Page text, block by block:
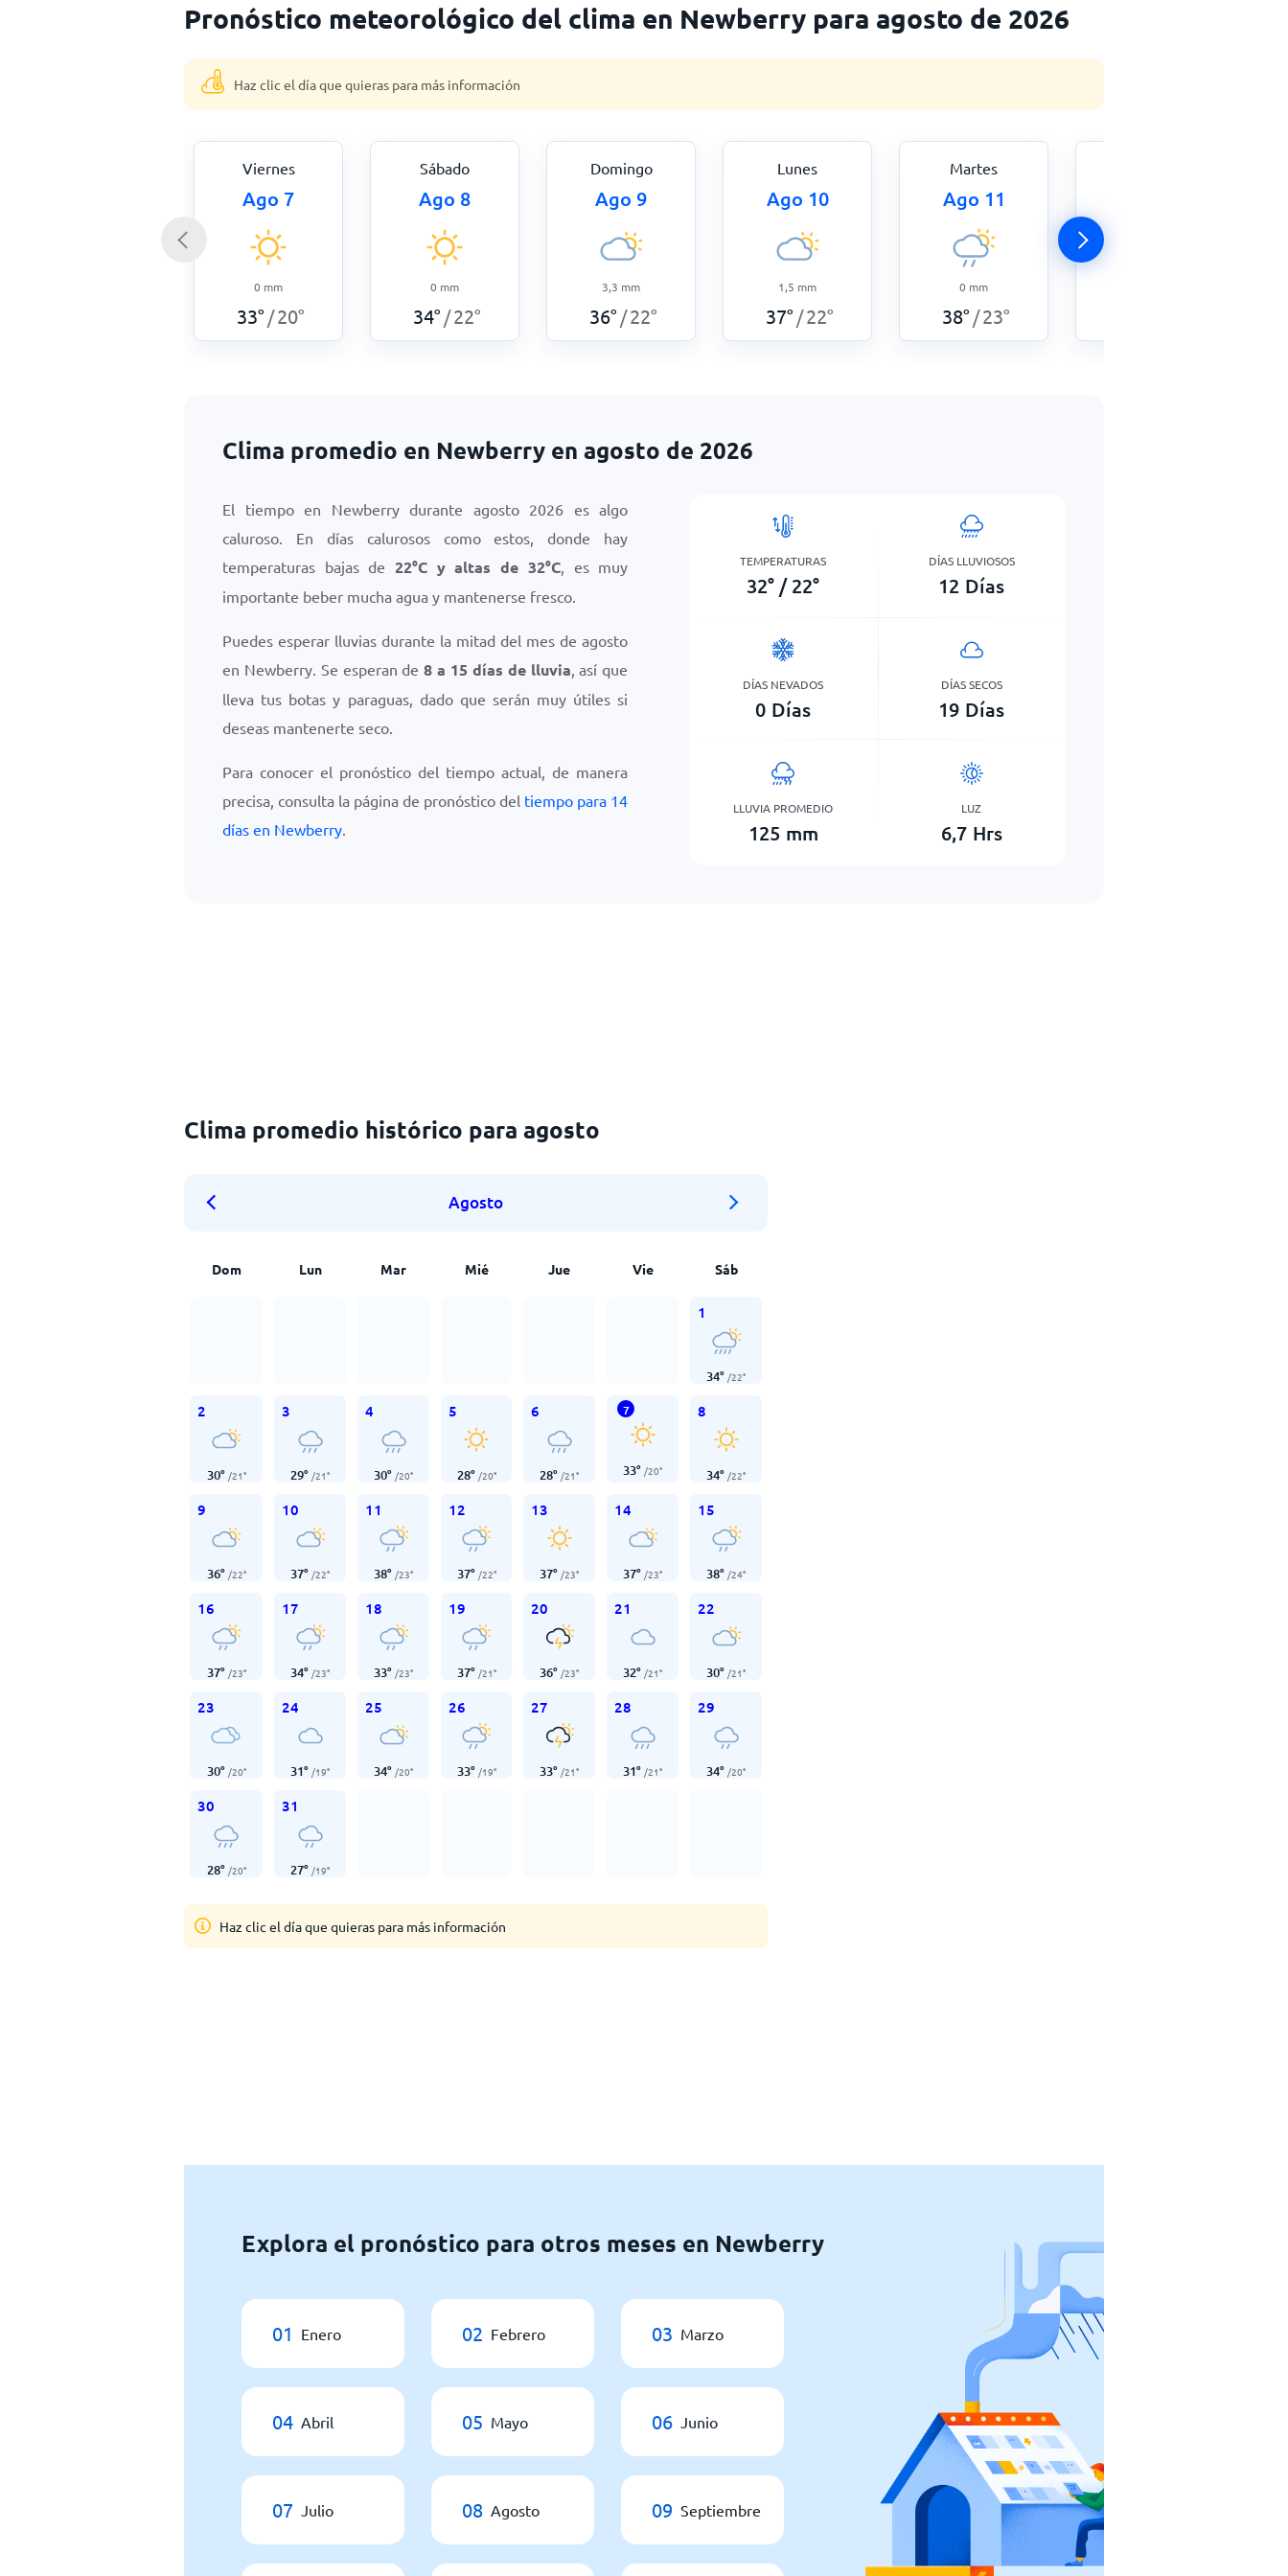
Pronóstico meteorológico del clima en Newberry para agosto de 2026
Haz clic el día que quieras para más información
Viernes
Ago 7
0 mm
33° /20°
Sábado
Ago 8
0 mm
34° /22°
Domingo
Ago 9
3,3 mm
36° /22°
Lunes
Ago 10
1,5 mm
37° /22°
Martes
Ago 11
0 mm
38° /23°
Clima promedio en Newberry en agosto de 2026
El tiempo en Newberry durante agosto 2026 es algo
caluroso. En días calurosos como estos, donde hay
temperaturas bajas de22°C y altas de 32°C, es muy
importante beber mucha agua y mantenerse fresco.
Puedes esperar lluvias durante la mitad del mes de agosto
en Newberry. Se esperan de8 a 15 días de lluvia, así que
lleva tus botas y paraguas, dado que serán muy útiles si
deseas mantenerte seco.
Para conocer el pronóstico del tiempo actual, de manera
precisa, consulta la página de pronóstico del tiempo para 14
días en Newberry.
TEMPERATURAS
32° / 22°
DÍAS LLUVIOSOS
12 Días
DÍAS NEVADOS
0 Días
DÍAS SECOS
19 Días
LLUVIA PROMEDIO
125 mm
LUZ
6,7 Hrs
Clima promedio histórico para agosto
Agosto
Dom Lun Mar Mié Jue Vie Sáb
1
34° /22°
2
30° /21°
3
29° /21°
4
30° /20°
5
28° /20°
6
28° /21°
7
33° /20°
8
34° /22°
9
36° /22°
10
37° /22°
11
38° /23°
12
37° /22°
13
37° /23°
14
37° /23°
15
38° /24°
16
37° /23°
17
34° /23°
18
33° /23°
19
37° /21°
20
36° /23°
21
32° /21°
22
30° /21°
23
30° /20°
24
31° /19°
25
34° /20°
26
33° /19°
27
33° /21°
28
31° /21°
29
34° /20°
30
28° /20°
31
27° /19°
Haz clic el día que quieras para más información
Explora el pronóstico para otros meses en Newberry
01 Enero 02 Febrero 03 Marzo
04 Abril 05 Mayo 06 Junio
07 Julio 08 Agosto 09 Septiembre